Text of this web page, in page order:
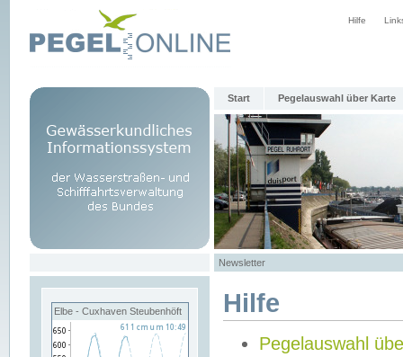
Hilfe
Start Pegelauswahl über Karte
Newsletter
Elbe - Cuxhaven Steubenhöft Hilfe
Pegelauswahl